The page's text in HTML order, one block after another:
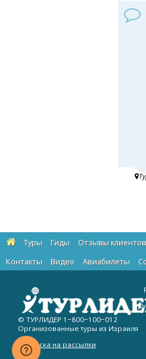
Туры Гиды Отзывы клиентов
Контакты
Видео Авиабилеты
© ТУРЛИДЕР 1−800−100−012
Организованные туры из Израиля
Подписка на рассылки